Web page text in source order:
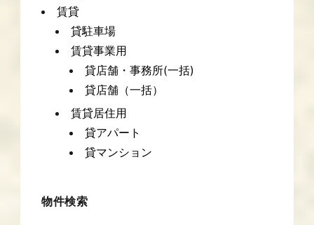
賃貸
貸駐車場
賃貸事業用
貸店舗・事務所(一括)
貸店舗（一括）
賃貸居住用
貸アパート
貸マンション
物件検索